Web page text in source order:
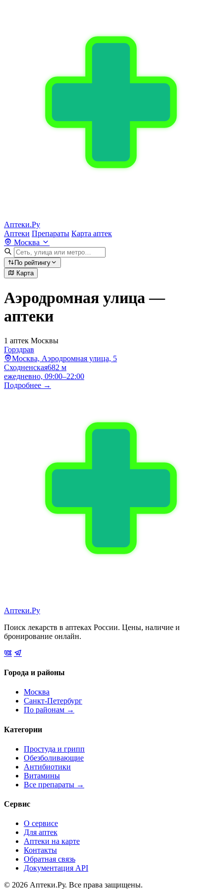
Аптеки.Ру
Аптеки Препараты Карта аптек
Москва
По рейтингу
Карта
Аэродромная улица —
аптеки
1 аптек Москвы
Горздрав
Москва, Аэродромная улица, 5
Сходненская682 м
ежедневно, 09:00–22:00
Подробнее →
Аптеки.Ру
Поиск лекарств в аптеках России. Цены, наличие и
бронирование онлайн.
Города и районы
Москва
Санкт-Петербург
По районам →
Категории
Простуда и грипп
Обезболивающие
Антибиотики
Витамины
Все препараты →
Сервис
О сервисе
Для аптек
Аптеки на карте
Контакты
Обратная связь
Документация API
© 2026 Аптеки.Ру. Все права защищены.